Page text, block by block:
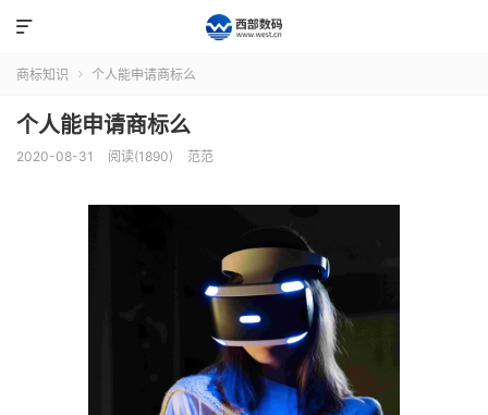

商标知识  个人能申请商标么
个人能申请商标么
2020-08-31 阅读(1890) 范范